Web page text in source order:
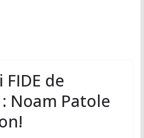
de
Noam Patole